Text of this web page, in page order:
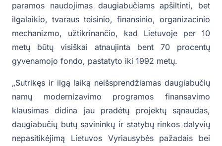
paramos naudojimas daugiabučiams apšiltinti, bet
ilgalaikio, tvaraus teisinio, finansinio, organizacinio
mechanizmo, užtikrinančio, kad Lietuvoje per 10
metų būtų visiškai atnaujinta bent 70 procentų
gyvenamojo fondo, pastatyto iki 1992 metų.
„Sutrikęs ir ilgą laiką neišsprendžiamas daugiabučių
namų modernizavimo programos finansavimo
klausimas didina jau pradėtų projektų sąnaudas,
daugiabučių butų savininkų ir statybų rinkos dalyvių
nepasitikėjimą Lietuvos Vyriausybės pažadais bei